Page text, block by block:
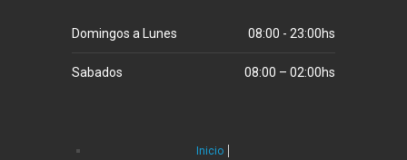
Domingos a Lunes 08:00 - 23:00hs
Sabados 08:00 – 02:00hs
Inicio